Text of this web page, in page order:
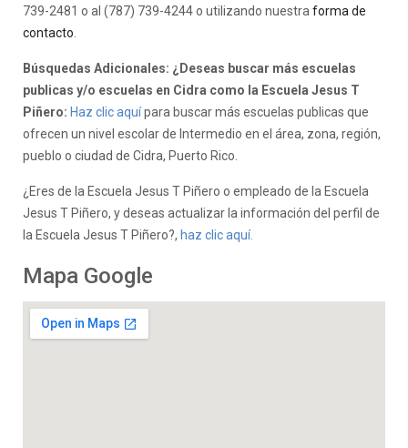
739-2481 o al (787) 739-4244 o utilizando nuestra forma de
contacto
Búsquedas Adicionales: ¿Deseas buscar más escuelas
publicas y/o escuelas en Cidra como la Escuela Jesus T
Piñero: Haz clic aquípara buscar más escuelas publicas que
ofrecen un nivel escolar de Intermedio en el área, zona, región,
pueblo o ciudad de Cidra, Puerto Rico.
¿Eres de la Escuela Jesus T Piñero o empleado de la Escuela
Jesus T Piñero, y deseas actualizar la información del perfil de
la Escuela Jesus T Piñero?, haz clic aquí.
Mapa Google